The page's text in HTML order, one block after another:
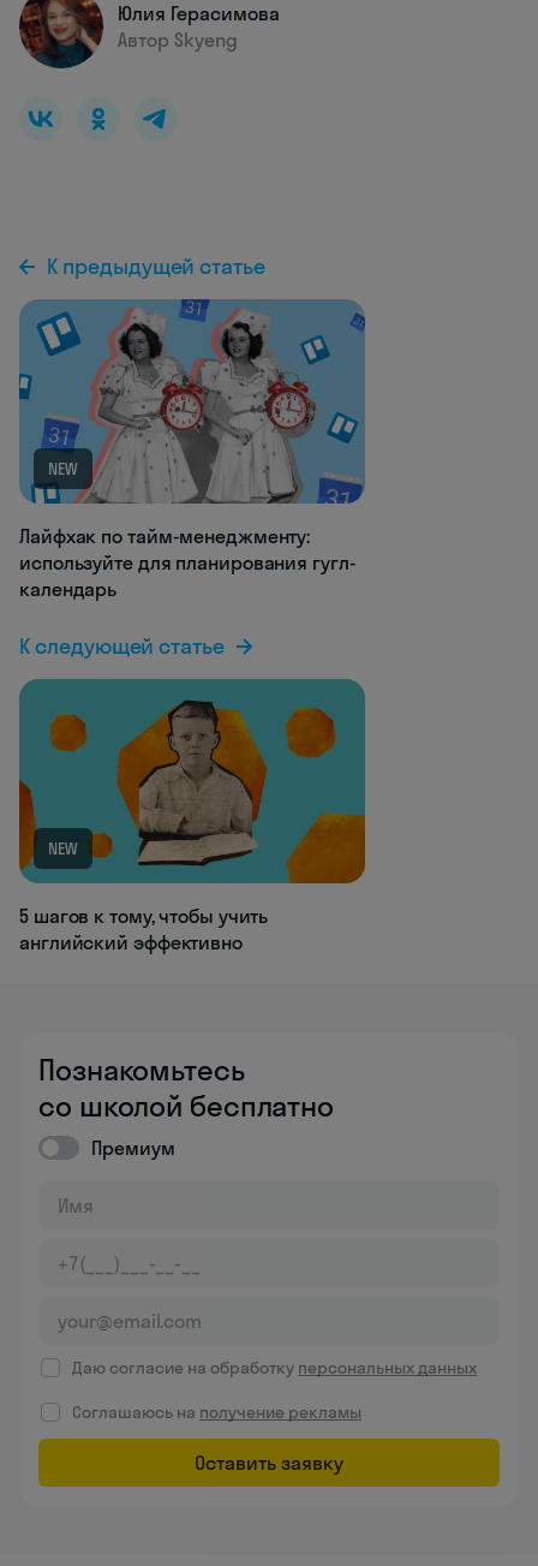
Юлия Герасимова
Автор Skyeng
К предыдущей статье
NEW
Лайфхак по тайм-менеджменту:
используйте для планирования гугл-
календарь
К следующей статье
NEW
5 шагов к тому, чтобы учить
английский эффективно
Познакомьтесь
со школой бесплатно
Премиум
Даю согласие на обработку персональных данных
Соглашаюсь на получение рекламы
Оставить заявку